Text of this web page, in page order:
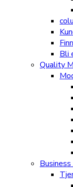
Bli
Quality